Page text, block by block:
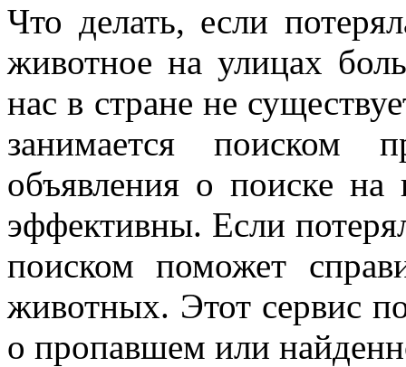
Что делать, если
животное на улицах
нас в стране не
занимается
объявления о поиске на
эффективны. Если
поиском поможет
животных. Этот сервис
о пропавшем или